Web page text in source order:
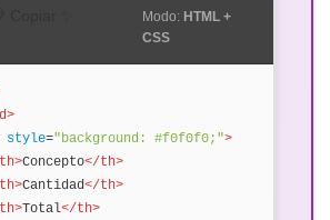
Modo: HTML +
CSS
style="background: #f0f0f0;">
Concepto</th>
Cantidad</th>
Total</th>